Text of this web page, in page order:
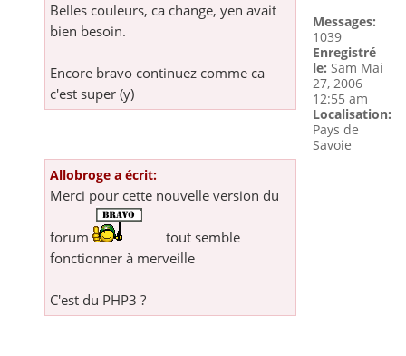
Belles couleurs, ca change, yen avait
bien besoin.
Encore bravo continuez comme ca
c'est super (y)
Allobroge a écrit:
Merci pour cette nouvelle version du
forum
tout semble
fonctionner à merveille
C'est du PHP3 ?
Messages:
1039
Enregistré
le: Sam Mai
27, 2006
12:55 am
Localisation:
Pays de
Savoie